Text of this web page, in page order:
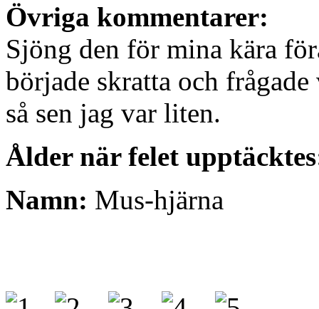
Övriga kommentarer:
Sjöng den för mina kära
började skratta och
så sen jag var liten.
Ålder när felet
Namn: Mus-hjärna